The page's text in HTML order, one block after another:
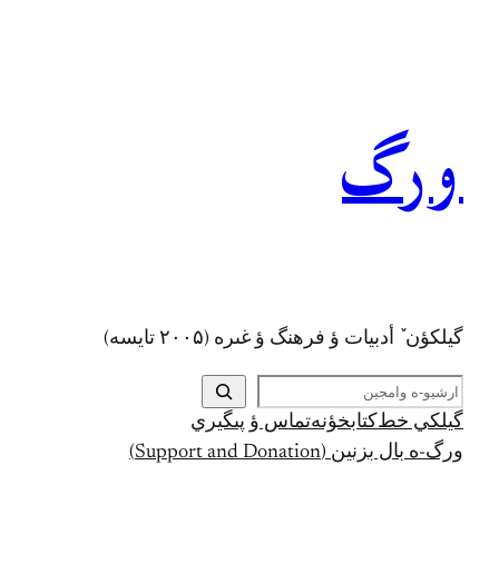
ورگ
گيلکؤن ٚ أدبیات ؤ فرهنگ ؤ غىره (۲۰۰۵ تايسه)
ج
س
ت
ج
گيلکي خط کتابخؤنهتماس ؤ پىگيري
ورگ-ه بال بزنين (Support and Donation)